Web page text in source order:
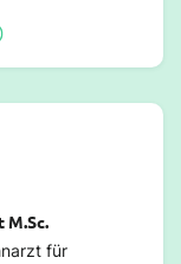
M.Sc.
für